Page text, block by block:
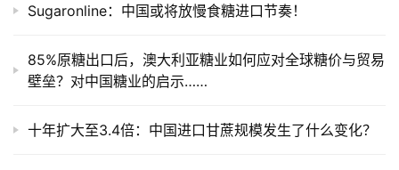
Sugaronline：中国或将放慢食糖进口节奏！
85%原糖出口后，澳大利亚糖业如何应对全球糖价与贸易
壁垒？对中国糖业的启示……
十年扩大至3.4倍：中国进口甘蔗规模发生了什么变化？